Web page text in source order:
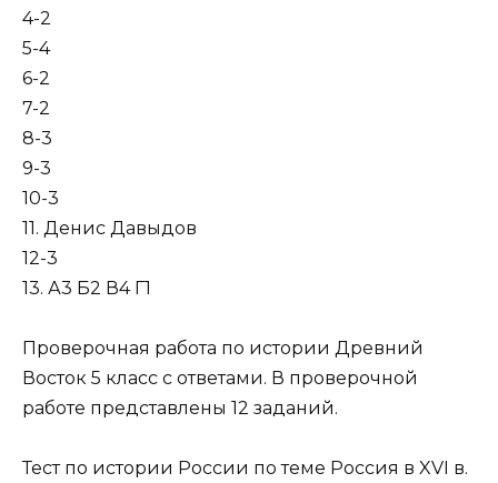
4-2
5-4
6-2
7-2
8-3
9-3
10-3
11. Денис Давыдов
12-3
13. А3 Б2 В4 Г1
Проверочная работа по истории Древний
Восток 5 класс с ответами. В проверочной
работе представлены 12 заданий.
Тест по истории России по теме Россия в XVI в.